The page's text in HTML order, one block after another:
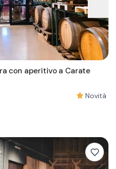
con aperitivo a Carate
Novità